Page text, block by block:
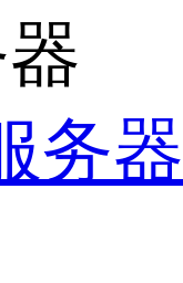
务器